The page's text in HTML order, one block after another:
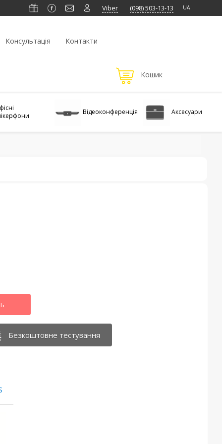
Viber (098)‎ 503-13-13
Консультація Контакти
Відеоконференція Аксесуари
Безкоштовне тестування